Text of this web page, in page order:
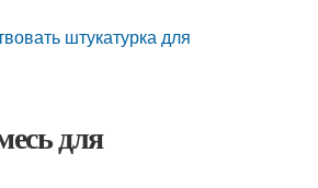
штукатурка для
для